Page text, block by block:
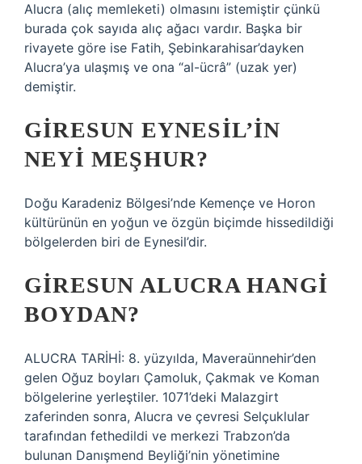
Alucra (alıç memleketi) olmasını istemiştir çünkü
burada çok sayıda alıç ağacı vardır. Başka bir
rivayete göre ise Fatih, Şebinkarahisar’dayken
Alucra’ya ulaşmış ve ona “al-ücrâ” (uzak yer)
demiştir.
GIRESUN EYNESIL’IN
NEYI MEŞHUR?
Doğu Karadeniz Bölgesi’nde Kemençe ve Horon
kültürünün en yoğun ve özgün biçimde hissedildiği
bölgelerden biri de Eynesil’dir.
GIRESUN ALUCRA HANGI
BOYDAN?
ALUCRA TARİHİ: 8. yüzyılda, Maveraünnehir’den
gelen Oğuz boyları Çamoluk, Çakmak ve Koman
bölgelerine yerleştiler. 1071’deki Malazgirt
zaferinden sonra, Alucra ve çevresi Selçuklular
tarafından fethedildi ve merkezi Trabzon’da
bulunan Danışmend Beyliği’nin yönetimine